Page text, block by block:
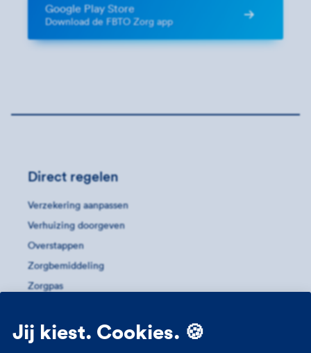
Google Play Store
Download de FBTO Zorg app
Direct regelen
Verzekering aanpassen
Verhuizing doorgeven
Overstappen
Zorgbemiddeling
Zorgpas
Meer informatie
Jij kiest. Cookies. 🍪